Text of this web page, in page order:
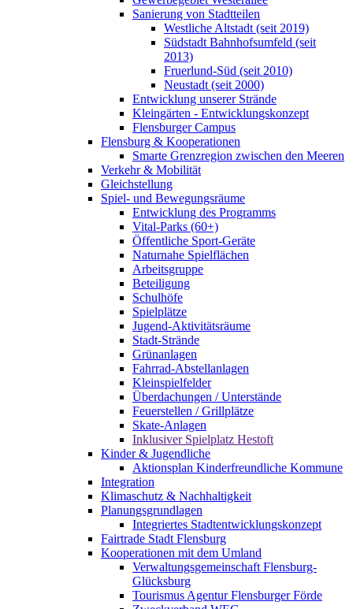
Sanierung von Stadtteilen
Westliche Altstadt (seit 2019)
Südstadt Bahnhofsumfeld (seit
2013)
Fruerlund-Süd (seit 2010)
Neustadt (seit 2000)
Entwicklung unserer Strände
Kleingärten - Entwicklungskonzept
Flensburger Campus
Flensburg & Kooperationen
Smarte Grenzregion zwischen den Meeren
Verkehr & Mobilität
Gleichstellung
Spiel- und Bewegungsräume
Entwicklung des Programms
Vital-Parks (60+)
Öffentliche Sport-Geräte
Naturnahe Spielflächen
Arbeitsgruppe
Beteiligung
Schulhöfe
Spielplätze
Jugend-Aktivitätsräume
Stadt-Strände
Grünanlagen
Fahrrad-Abstellanlagen
Kleinspielfelder
Überdachungen / Unterstände
Feuerstellen / Grillplätze
Skate-Anlagen
Inklusiver Spielplatz Hestoft
Kinder & Jugendliche
Aktionsplan Kinderfreundliche Kommune
Integration
Klimaschutz & Nachhaltigkeit
Planungsgrundlagen
Integriertes Stadtentwicklungskonzept
Fairtrade Stadt Flensburg
Kooperationen mit dem Umland
Verwaltungsgemeinschaft Flensburg-
Glücksburg
Tourismus Agentur Flensburger Förde